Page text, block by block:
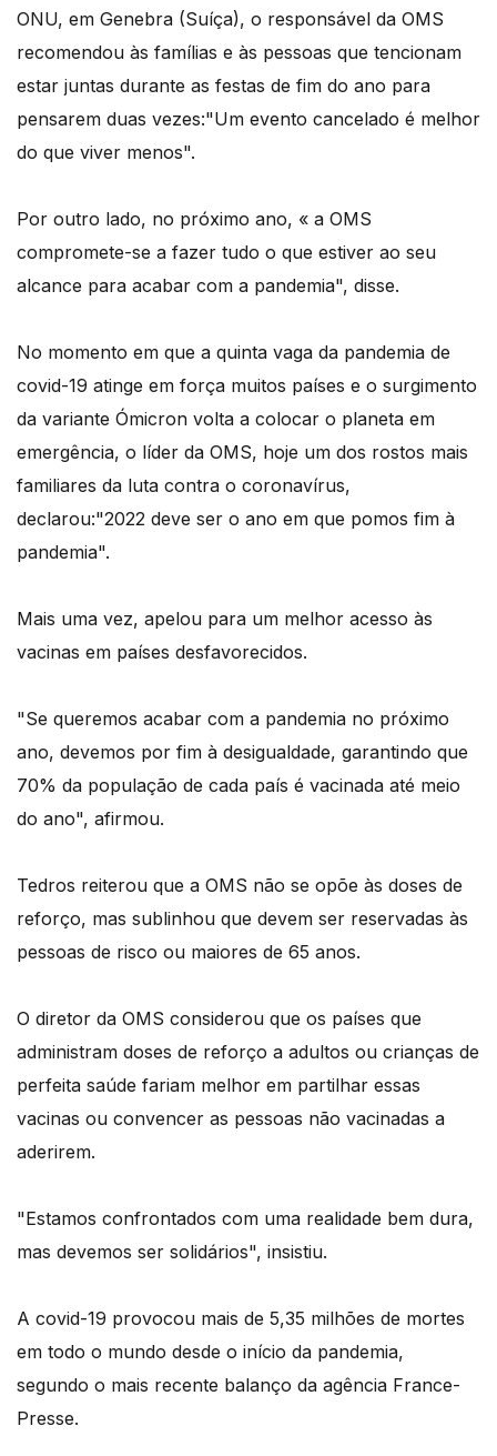
ONU, em Genebra (Suíça), o responsável da OMS
recomendou às famílias e às pessoas que tencionam
estar juntas durante as festas de fim do ano para
pensarem duas vezes:"Um evento cancelado é melhor
do que viver menos".
Por outro lado, no próximo ano, « a OMS
compromete-se a fazer tudo o que estiver ao seu
alcance para acabar com a pandemia", disse.
No momento em que a quinta vaga da pandemia de
covid-19 atinge em força muitos países e o surgimento
da variante Ómicron volta a colocar o planeta em
emergência, o líder da OMS, hoje um dos rostos mais
familiares da luta contra o coronavírus,
declarou:"2022 deve ser o ano em que pomos fim à
pandemia".
Mais uma vez, apelou para um melhor acesso às
vacinas em países desfavorecidos.
"Se queremos acabar com a pandemia no próximo
ano, devemos por fim à desigualdade, garantindo que
70% da população de cada país é vacinada até meio
do ano", afirmou.
Tedros reiterou que a OMS não se opõe às doses de
reforço, mas sublinhou que devem ser reservadas às
pessoas de risco ou maiores de 65 anos.
O diretor da OMS considerou que os países que
administram doses de reforço a adultos ou crianças de
perfeita saúde fariam melhor em partilhar essas
vacinas ou convencer as pessoas não vacinadas a
aderirem.
"Estamos confrontados com uma realidade bem dura,
mas devemos ser solidários", insistiu.
A covid-19 provocou mais de 5,35 milhões de mortes
em todo o mundo desde o início da pandemia,
segundo o mais recente balanço da agência France-
Presse.